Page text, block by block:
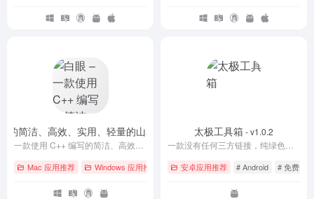
的简洁、高效、实用、轻量的山寨机跑分、甄别工具- V2.1.3
Mac 应用推荐 Windows 应用推荐 # Android # Windows # 下载
太极工具箱 - v1.0.2
安卓应用推荐 # Android # 免费